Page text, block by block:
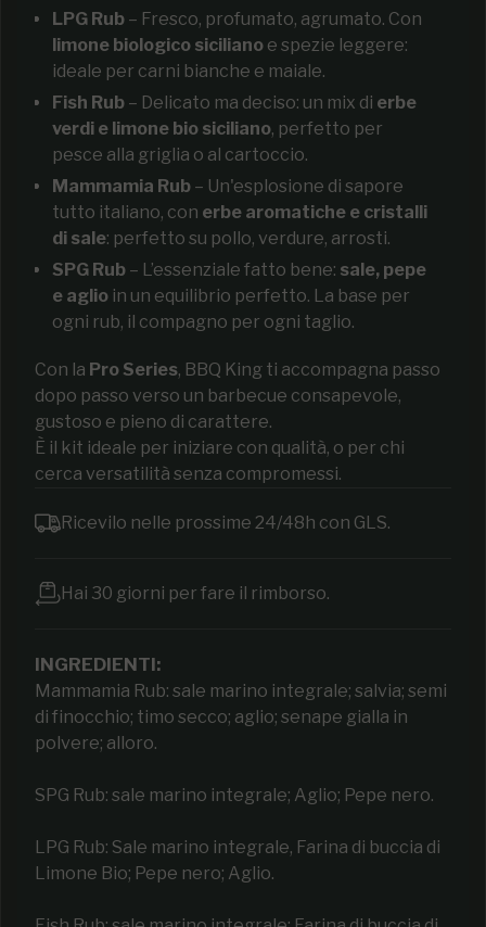
LPG Rub – Fresco, profumato, agrumato. Con
limone biologico siciliano e spezie leggere:
ideale per carni bianche e maiale.
Fish Rub – Delicato ma deciso: un mix di erbe
verdi e limone bio siciliano, perfetto per
pesce alla griglia o al cartoccio.
Mammamia Rub – Un'esplosione di sapore
tutto italiano, con erbe aromatiche e cristalli
di sale: perfetto su pollo, verdure, arrosti.
SPG Rub – L’essenziale fatto bene: sale, pepe
e aglio in un equilibrio perfetto. La base per
ogni rub, il compagno per ogni taglio.
Con la Pro Series, BBQ King ti accompagna passo
dopo passo verso un barbecue consapevole,
gustoso e pieno di carattere.
È il kit ideale per iniziare con qualità, o per chi
cerca versatilità senza compromessi.
Ricevilo nelle prossime 24/48h con GLS.
Hai 30 giorni per fare il rimborso.
INGREDIENTI:
Mammamia Rub: sale marino integrale; salvia; semi
di finocchio; timo secco; aglio; senape gialla in
polvere; alloro.
SPG Rub: sale marino integrale; Aglio; Pepe nero.
LPG Rub: Sale marino integrale, Farina di buccia di
Limone Bio; Pepe nero; Aglio.